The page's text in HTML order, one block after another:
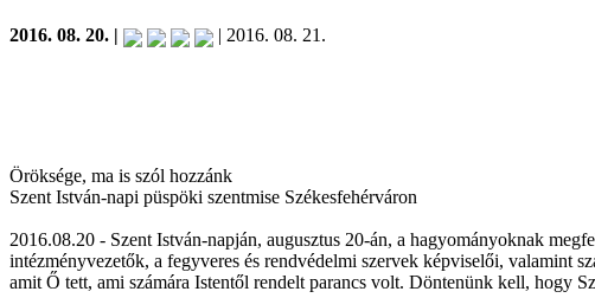
2016. 08. 20. | | 2016. 08. 21.
Öröksége, ma is szól hozzánk
Szent István-napi püspöki szentmise Székesfehérváron
2016.08.20 - Szent István-napján, augusztus 20-án, a hagyományoknak
intézményvezetők, a fegyveres és rendvédelmi szervek képviselői, valamint
amit Ő tett, ami számára Istentől rendelt parancs volt. Döntenünk kell, hogy